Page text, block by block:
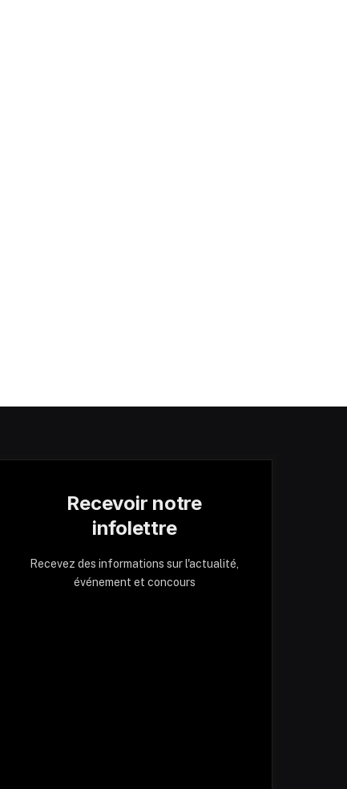
Recevoir notre
infolettre
Recevez des informations sur l'actualité,
événement et concours